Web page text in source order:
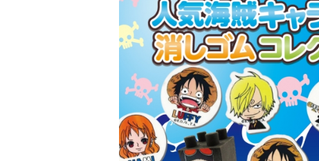
入荷スケジュールをチェック
販促用空カプセル